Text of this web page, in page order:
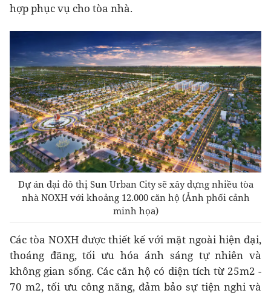
hợp phục vụ cho tòa nhà.
Dự án đại đô thị Sun Urban City sẽ xây dựng nhiều tòa
nhà NOXH với khoảng 12.000 căn hộ (Ảnh phối cảnh
minh họa)
Các tòa NOXH được thiết kế với mặt ngoài hiện đại,
thoáng đãng, tối ưu hóa ánh sáng tự nhiên và
không gian sống. Các căn hộ có diện tích từ 25m2 -
70 m2, tối ưu công năng, đảm bảo sự tiện nghi và